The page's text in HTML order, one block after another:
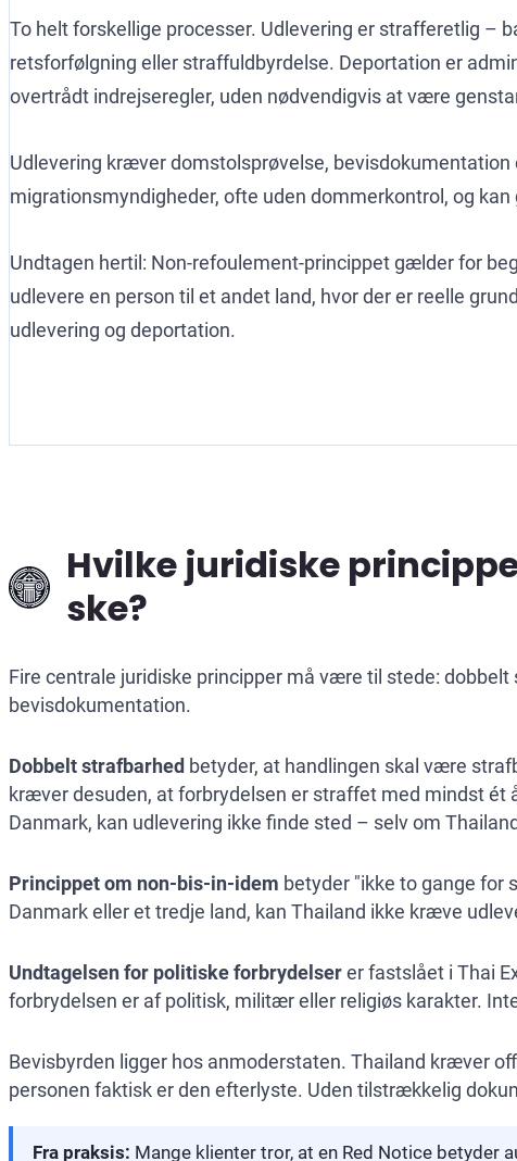
To helt forskellige processer. Udlevering er strafferetlig –
retsforfølgning eller straffuldbyrdelse. Deportation er
overtrådt indrejseregler, uden nødvendigvis at være
Udlevering kræver domstolsprøvelse,
migrationsmyndigheder, ofte uden dommerkontrol, og
Undtagen hertil: Non-refoulement-princippet gælder for
udlevere en person til et andet land, hvor der er reelle
udlevering og deportation.
Hvilke juridiske
ske?
Fire centrale juridiske principper må være til stede:
bevisdokumentation.
Dobbelt strafbarhed betyder, at handlingen skal være
kræver desuden, at forbrydelsen er straffet med mindst ét
Danmark, kan udlevering ikke finde sted – selv om
Princippet om non-bis-in-idem betyder "ikke to gange for
Danmark eller et tredje land, kan Thailand ikke kræve
Undtagelsen for politiske forbrydelserer fastslået i Thai
forbrydelsen er af politisk, militær eller religiøs karakter.
Bevisbyrden ligger hos anmoderstaten. Thailand kræver
personen faktisk er den efterlyste. Uden tilstrækkelig
Fra praksis: Mange klienter tror, at en Red Notice betyder